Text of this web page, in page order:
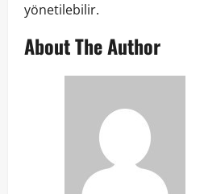
yönetilebilir.
About The Author